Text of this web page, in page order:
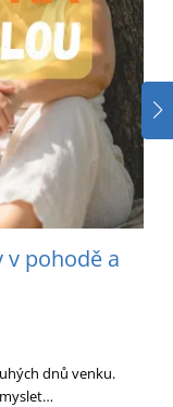
v pohodě a
dnů venku.